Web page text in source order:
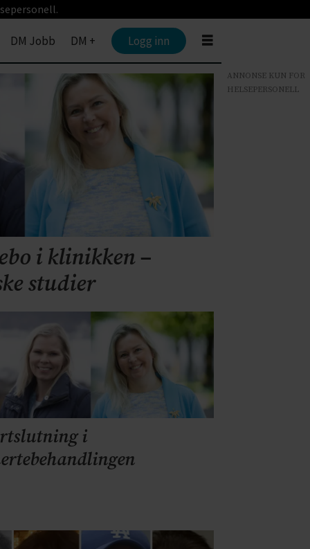
DM Jobb DM + Logg inn
i klinikken –
studier
i
ANNONSE KUN FOR
HELSEPERSONELL